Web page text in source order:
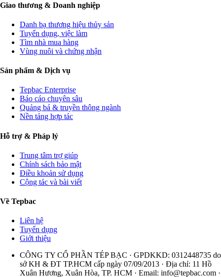
Giao thương & Doanh nghiệp
Danh bạ thương hiệu thủy sản
Tuyển dụng, việc làm
Tìm nhà mua hàng
Vùng nuôi và chứng nhận
Sản phẩm & Dịch vụ
Tepbac Enterprise
Báo cáo chuyên sâu
Quảng bá & truyền thông ngành
Nền tảng hợp tác
Hỗ trợ & Pháp lý
Trung tâm trợ giúp
Chính sách bảo mật
Điều khoản sử dụng
Cộng tác và bài viết
Về Tepbac
Liên hệ
Tuyển dụng
Giới thiệu
CÔNG TY CỔ PHẦN TÉP BẠC · GPDKKD: 0312448735 do
sở KH & ĐT TP.HCM cấp ngày 07/09/2013 · Địa chỉ: 11 Hồ
Xuân Hương, Xuân Hòa, TP. HCM · Email: info@tepbac.com ·